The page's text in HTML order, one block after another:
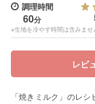
調理時間
60分
※生地を冷やす時間は含みませ
レビ
「焼きミルク」のレ